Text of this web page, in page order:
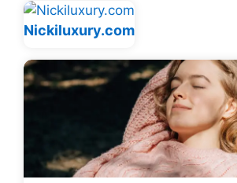
Nickiluxury.com